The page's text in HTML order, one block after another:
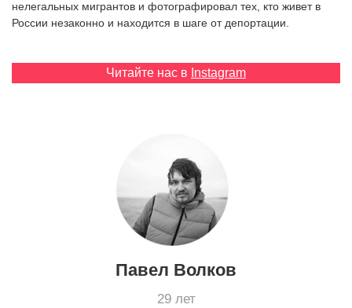
нелегальных мигрантов и фотографировал тех, кто живет в
России незаконно и находится в шаге от депортации.
Читайте нас в Instagram
Павел Волков
29 лет